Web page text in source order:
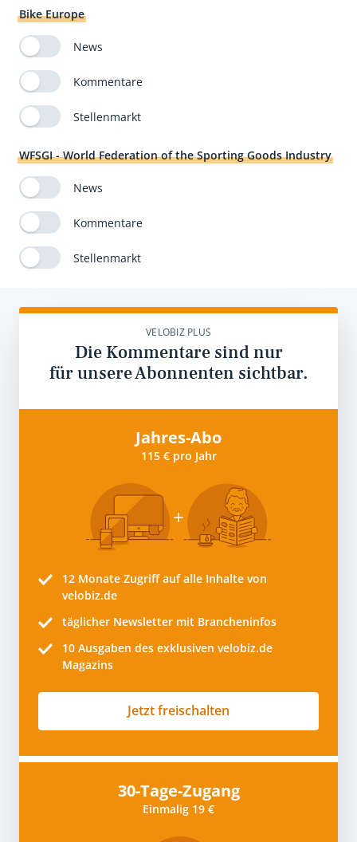
Bike Europe
News
Kommentare
Stellenmarkt
WFSGI - World Federation of the Sporting Goods Industry
News
Kommentare
Stellenmarkt
VELOBIZ PLUS
Die Kommentare sind nur
für unsere Abonnenten sichtbar.
Jahres-Abo
115 € pro Jahr
12 Monate Zugriff auf alle Inhalte von
velobiz.de
täglicher Newsletter mit Brancheninfos
10 Ausgaben des exklusiven velobiz.de
Magazins
Jetzt freischalten
30-Tage-Zugang
Einmalig 19 €